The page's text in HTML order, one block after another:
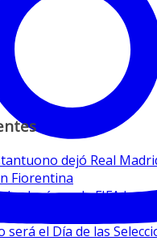
dejó Real
Fiorentina
valoró que la FIFA
será el Día de las